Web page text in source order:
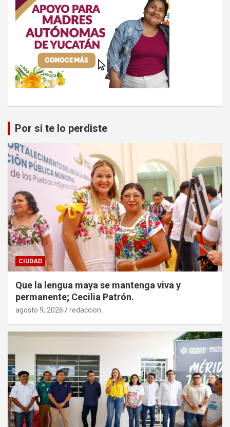
Por si te lo perdiste
CIUDAD
Que la lengua maya se mantenga viva y
permanente; Cecilia Patrón.
agosto 9, 2026 redaccion